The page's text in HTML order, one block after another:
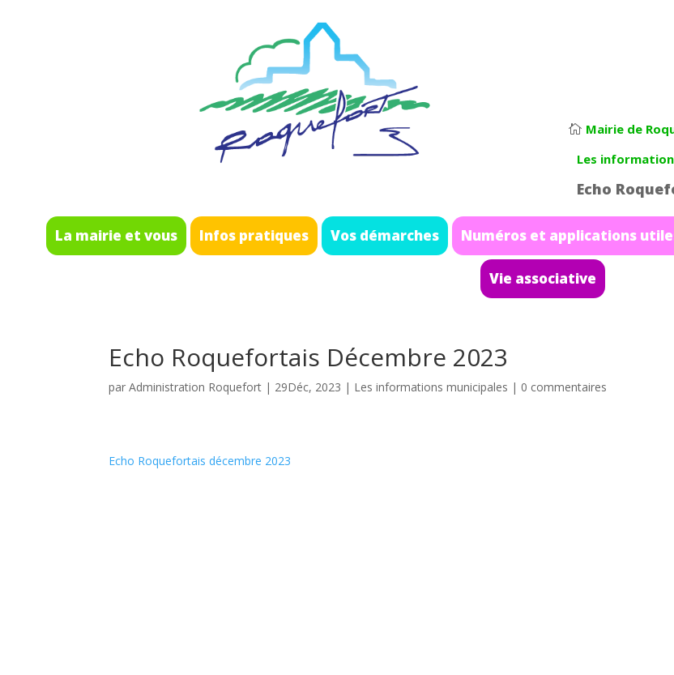
 Mairie de
Les
Echo
La mairie et vous Infos pratiques Vos démarches Numéros et applications
Vie associative
Echo Roquefortais Décembre 2023
parAdministration Roquefort | 29Déc, 2023 | Les informations municipales | 0 commentaires
Echo Roquefortais décembre 2023